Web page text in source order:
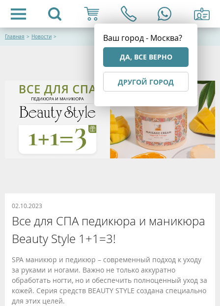
Ваш город - Москва?
ДА, ВСЕ ВЕРНО
ДРУГОЙ ГОРОД
Главная > Новости >
02.10.2023
Все для СПА педикюра и маникюра
Beauty Style 1+1=3!
SPA маникюр и педикюр – современный подход к уходу
за руками и ногами. Важно не только аккуратно
обработать ногти, но и обеспечить полноценный уход за
кожей. Серия средств BEAUTY STYLE создана специально
для этих целей.